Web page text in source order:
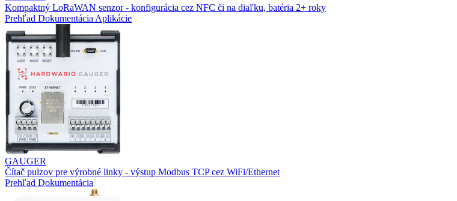
Kompaktný LoRaWAN senzor - konfigurácia cez NFC či na diaľku, batéria 2+ roky
Prehľad Dokumentácia Aplikácie
GAUGER
Čítač pulzov pre výrobné linky - výstup Modbus TCP cez WiFi/Ethernet
Prehľad Dokumentácia